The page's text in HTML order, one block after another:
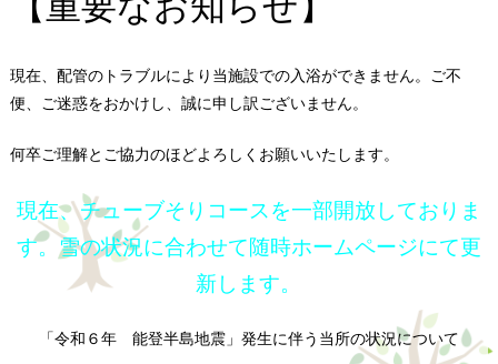
現在、配管のトラブルにより当施設での入浴ができません。ご不
便、ご迷惑をおかけし、誠に申し訳ございません。
何卒ご理解とご協力のほどよろしくお願いいたします。
現在、チューブそりコースを一部開放しておりま
す。雪の状況に合わせて随時ホームページにて更
新します。
「令和６年 能登半島地震」発生に伴う当所の状況について